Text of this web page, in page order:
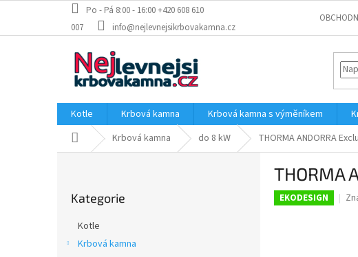
obsah
Po - Pá 8:00 - 16:00 +420 608 610
007
info@nejlevnejsikrbovakamna.cz
Kotle Krbová kamna Krbová kamna s výměníkem
Domů Krbová kamna do 8 kW THORMA ANDORRA
kategorie
Kategorie
Kotle
Krbová kamna
THORMA
EKODESIGN